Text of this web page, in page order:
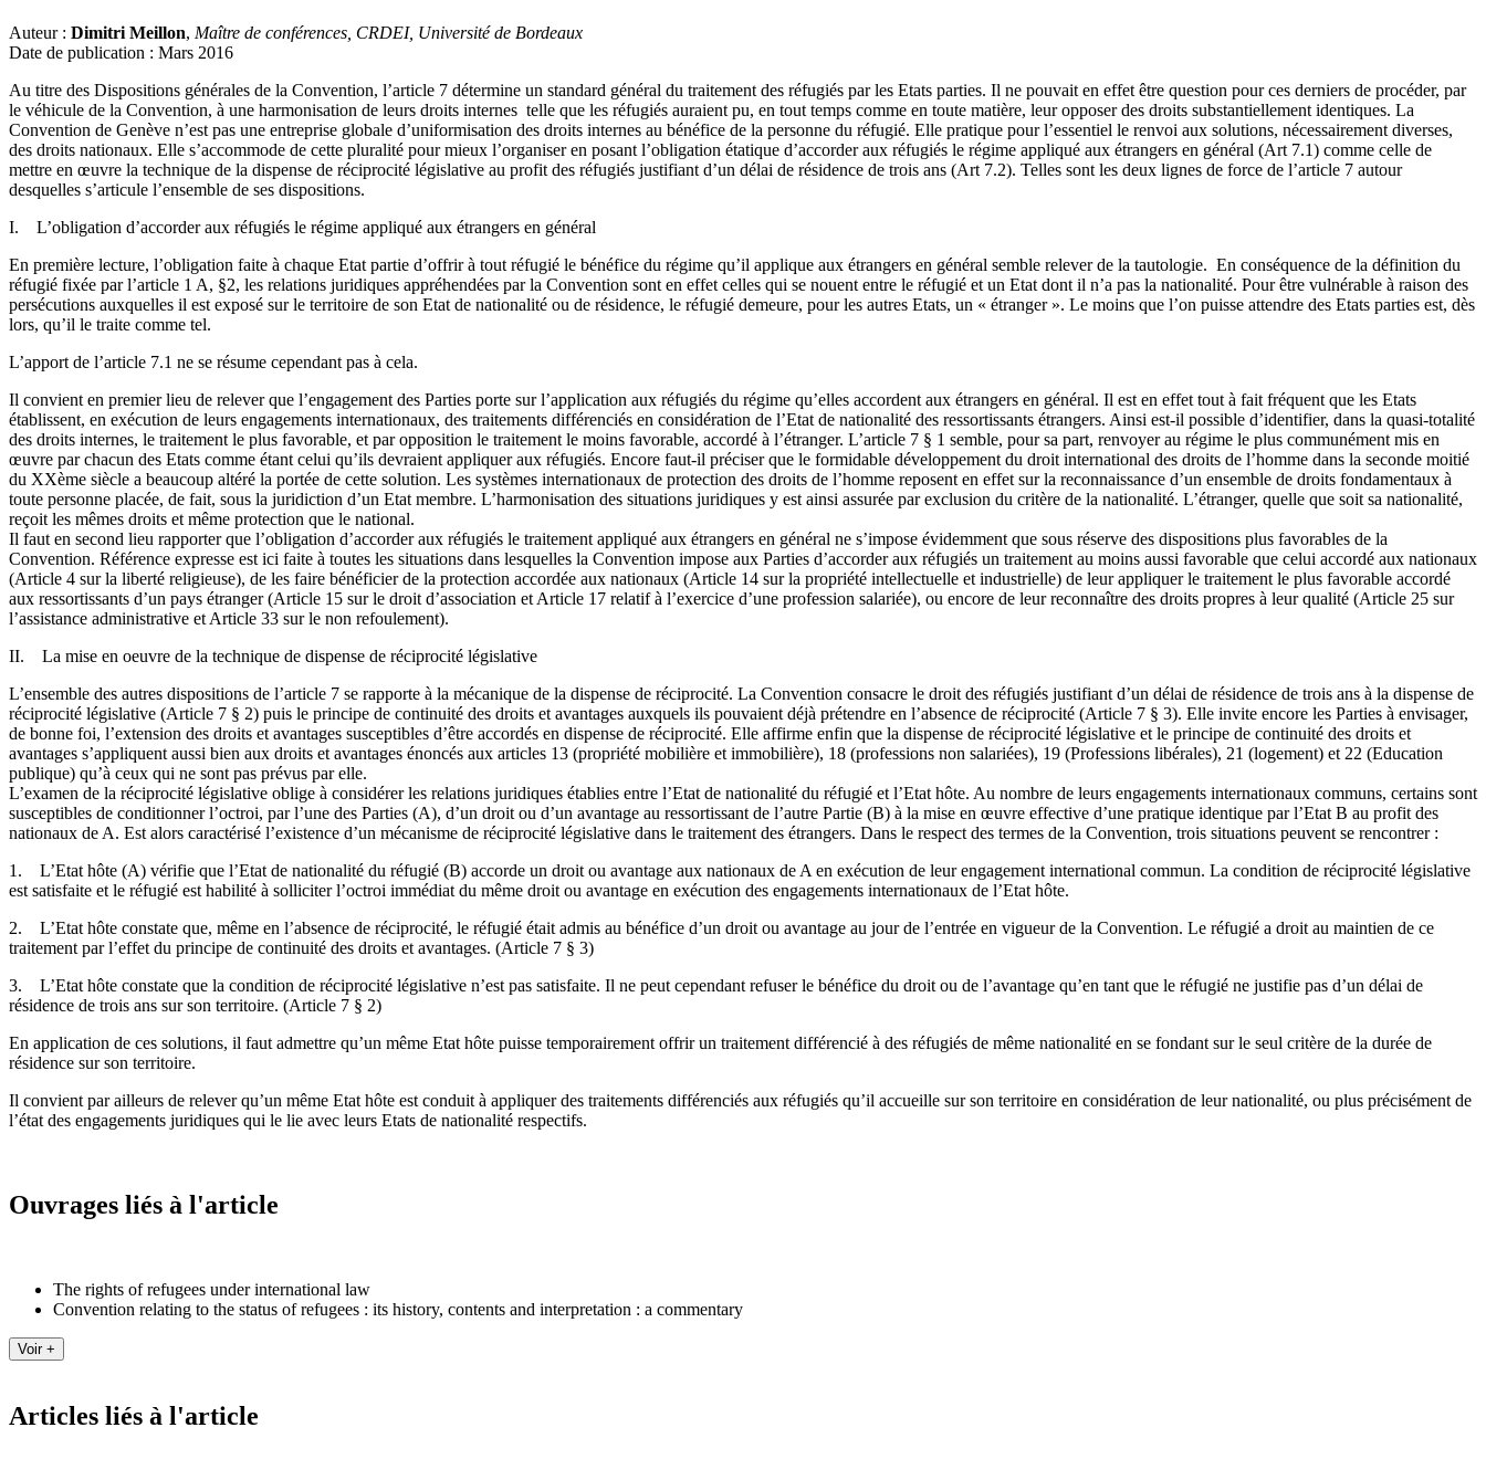
Auteur : Dimitri Meillon, Maître de conférences, CRDEI, Université de Bordeaux
Date de publication : Mars 2016
Au titre des Dispositions générales de la Convention, l’article 7 détermine un standard général du traitement des réfugiés par les Etats parties. Il ne pouvait en effet être question pour ces derniers de procéder, par
le véhicule de la Convention, à une harmonisation de leurs droits internes telle que les réfugiés auraient pu, en tout temps comme en toute matière, leur opposer des droits substantiellement identiques. La
Convention de Genève n’est pas une entreprise globale d’uniformisation des droits internes au bénéfice de la personne du réfugié. Elle pratique pour l’essentiel le renvoi aux solutions, nécessairement diverses,
des droits nationaux. Elle s’accommode de cette pluralité pour mieux l’organiser en posant l’obligation étatique d’accorder aux réfugiés le régime appliqué aux étrangers en général (Art 7.1) comme celle de
mettre en œuvre la technique de la dispense de réciprocité législative au profit des réfugiés justifiant d’un délai de résidence de trois ans (Art 7.2). Telles sont les deux lignes de force de l’article 7 autour
desquelles s’articule l’ensemble de ses dispositions.
I. L’obligation d’accorder aux réfugiés le régime appliqué aux étrangers en général
En première lecture, l’obligation faite à chaque Etat partie d’offrir à tout réfugié le bénéfice du régime qu’il applique aux étrangers en général semble relever de la tautologie. En conséquence de la définition du
réfugié fixée par l’article 1 A, §2, les relations juridiques appréhendées par la Convention sont en effet celles qui se nouent entre le réfugié et un Etat dont il n’a pas la nationalité. Pour être vulnérable à raison des
persécutions auxquelles il est exposé sur le territoire de son Etat de nationalité ou de résidence, le réfugié demeure, pour les autres Etats, un « étranger ». Le moins que l’on puisse attendre des Etats parties est, dès
lors, qu’il le traite comme tel.
L’apport de l’article 7.1 ne se résume cependant pas à cela.
Il convient en premier lieu de relever que l’engagement des Parties porte sur l’application aux réfugiés du régime qu’elles accordent aux étrangers en général. Il est en effet tout à fait fréquent que les Etats
établissent, en exécution de leurs engagements internationaux, des traitements différenciés en considération de l’Etat de nationalité des ressortissants étrangers. Ainsi est-il possible d’identifier, dans la quasi-totalité
des droits internes, le traitement le plus favorable, et par opposition le traitement le moins favorable, accordé à l’étranger. L’article 7 § 1 semble, pour sa part, renvoyer au régime le plus communément mis en
œuvre par chacun des Etats comme étant celui qu’ils devraient appliquer aux réfugiés. Encore faut-il préciser que le formidable développement du droit international des droits de l’homme dans la seconde moitié
du XXème siècle a beaucoup altéré la portée de cette solution. Les systèmes internationaux de protection des droits de l’homme reposent en effet sur la reconnaissance d’un ensemble de droits fondamentaux à
toute personne placée, de fait, sous la juridiction d’un Etat membre. L’harmonisation des situations juridiques y est ainsi assurée par exclusion du critère de la nationalité. L’étranger, quelle que soit sa nationalité,
reçoit les mêmes droits et même protection que le national.
Il faut en second lieu rapporter que l’obligation d’accorder aux réfugiés le traitement appliqué aux étrangers en général ne s’impose évidemment que sous réserve des dispositions plus favorables de la
Convention. Référence expresse est ici faite à toutes les situations dans lesquelles la Convention impose aux Parties d’accorder aux réfugiés un traitement au moins aussi favorable que celui accordé aux nationaux
(Article 4 sur la liberté religieuse), de les faire bénéficier de la protection accordée aux nationaux (Article 14 sur la propriété intellectuelle et industrielle) de leur appliquer le traitement le plus favorable accordé
aux ressortissants d’un pays étranger (Article 15 sur le droit d’association et Article 17 relatif à l’exercice d’une profession salariée), ou encore de leur reconnaître des droits propres à leur qualité (Article 25 sur
l’assistance administrative et Article 33 sur le non refoulement).
II. La mise en oeuvre de la technique de dispense de réciprocité législative
L’ensemble des autres dispositions de l’article 7 se rapporte à la mécanique de la dispense de réciprocité. La Convention consacre le droit des réfugiés justifiant d’un délai de résidence de trois ans à la dispense de
réciprocité législative (Article 7 § 2) puis le principe de continuité des droits et avantages auxquels ils pouvaient déjà prétendre en l’absence de réciprocité (Article 7 § 3). Elle invite encore les Parties à envisager,
de bonne foi, l’extension des droits et avantages susceptibles d’être accordés en dispense de réciprocité. Elle affirme enfin que la dispense de réciprocité législative et le principe de continuité des droits et
avantages s’appliquent aussi bien aux droits et avantages énoncés aux articles 13 (propriété mobilière et immobilière), 18 (professions non salariées), 19 (Professions libérales), 21 (logement) et 22 (Education
publique) qu’à ceux qui ne sont pas prévus par elle.
L’examen de la réciprocité législative oblige à considérer les relations juridiques établies entre l’Etat de nationalité du réfugié et l’Etat hôte. Au nombre de leurs engagements internationaux communs, certains sont
susceptibles de conditionner l’octroi, par l’une des Parties (A), d’un droit ou d’un avantage au ressortissant de l’autre Partie (B) à la mise en œuvre effective d’une pratique identique par l’Etat B au profit des
nationaux de A. Est alors caractérisé l’existence d’un mécanisme de réciprocité législative dans le traitement des étrangers. Dans le respect des termes de la Convention, trois situations peuvent se rencontrer :
1. L’Etat hôte (A) vérifie que l’Etat de nationalité du réfugié (B) accorde un droit ou avantage aux nationaux de A en exécution de leur engagement international commun. La condition de réciprocité législative
est satisfaite et le réfugié est habilité à solliciter l’octroi immédiat du même droit ou avantage en exécution des engagements internationaux de l’Etat hôte.
2. L’Etat hôte constate que, même en l’absence de réciprocité, le réfugié était admis au bénéfice d’un droit ou avantage au jour de l’entrée en vigueur de la Convention. Le réfugié a droit au maintien de ce
traitement par l’effet du principe de continuité des droits et avantages. (Article 7 § 3)
3. L’Etat hôte constate que la condition de réciprocité législative n’est pas satisfaite. Il ne peut cependant refuser le bénéfice du droit ou de l’avantage qu’en tant que le réfugié ne justifie pas d’un délai de
résidence de trois ans sur son territoire. (Article 7 § 2)
En application de ces solutions, il faut admettre qu’un même Etat hôte puisse temporairement offrir un traitement différencié à des réfugiés de même nationalité en se fondant sur le seul critère de la durée de
résidence sur son territoire.
Il convient par ailleurs de relever qu’un même Etat hôte est conduit à appliquer des traitements différenciés aux réfugiés qu’il accueille sur son territoire en considération de leur nationalité, ou plus précisément de
l’état des engagements juridiques qui le lie avec leurs Etats de nationalité respectifs.
Ouvrages liés à l'article
The rights of refugees under international law
Convention relating to the status of refugees : its history, contents and interpretation : a commentary
Articles liés à l'article